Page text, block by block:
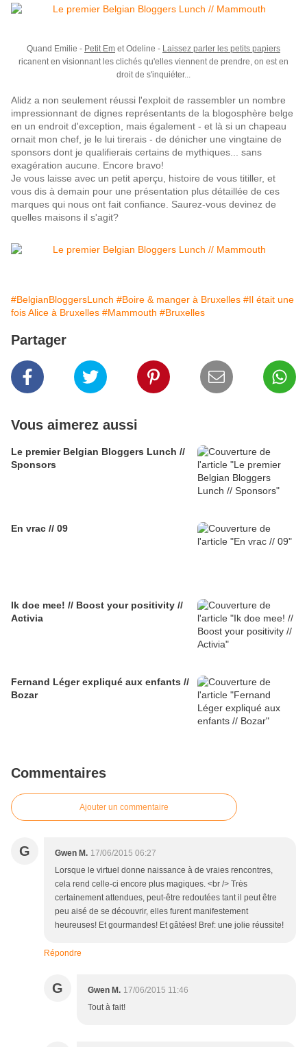
Quand Emilie - Petit Em et Odeline - Laissez parler les petits papiers
ricanent en visionnant les clichés qu'elles viennent de prendre, on est en
droit de s'inquiéter...
Alidz a non seulement réussi l'exploit de rassembler un nombre
impressionnant de dignes représentants de la blogosphère belge
en un endroit d'exception, mais également - et là si un chapeau
ornait mon chef, je le lui tirerais - de dénicher une vingtaine de
sponsors dont je qualifierais certains de mythiques... sans
exagération aucune. Encore bravo!
Je vous laisse avec un petit aperçu, histoire de vous titiller, et
vous dis à demain pour une présentation plus détaillée de ces
marques qui nous ont fait confiance. Saurez-vous devinez de
quelles maisons il s'agit?
#BelgianBloggersLunch #Boire & manger à Bruxelles #Il était une
fois Alice à Bruxelles #Mammouth #Bruxelles
Partager
Vous aimerez aussi
Le premier Belgian Bloggers Lunch //
Sponsors
En vrac // 09
Ik doe mee! // Boost your positivity //
Activia
Fernand Léger expliqué aux enfants //
Bozar
Commentaires
Ajouter un commentaire
G Gwen M. 17/06/2015 06:27
Lorsque le virtuel donne naissance à de vraies rencontres,
cela rend celle-ci encore plus magiques. <br /> Très
certainement attendues, peut-être redoutées tant il peut être
peu aisé de se découvrir, elles furent manifestement
heureuses! Et gourmandes! Et gâtées! Bref: une jolie réussite!
Répondre
G Gwen M. 17/06/2015 11:46
Tout à fait!